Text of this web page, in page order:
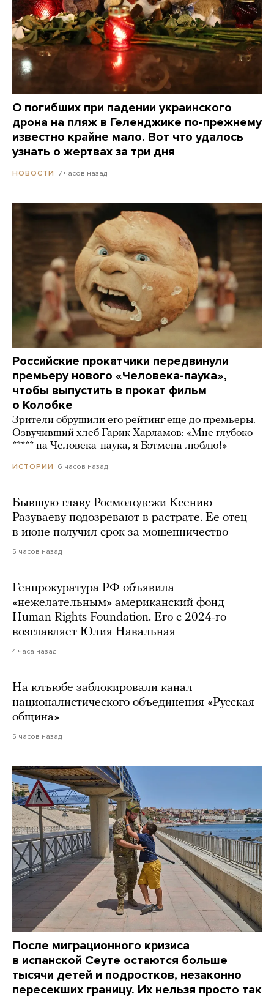
О погибших при падении украинского
дрона на пляж в Геленджике по-прежнему
известно крайне мало. Вот что удалось
узнать о жертвах за три дня
НОВОСТИ 7 часов назад
Российские прокатчики передвинули
премьеру нового «Человека-паука»,
чтобы выпустить в прокат фильм
о Колобке
Зрители обрушили его рейтинг еще до премьеры.
Озвучивший хлеб Гарик Харламов: «Мне глубоко
***** на Человека-паука, я Бэтмена люблю!»
ИСТОРИИ 6 часов назад
Бывшую главу Росмолодежи Ксению
Разуваеву подозревают в растрате. Ее отец
в июне получил срок за мошенничество
5 часов назад
Генпрокуратура РФ объявила
«нежелательным» американский фонд
Human Rights Foundation. Его с 2024-го
возглавляет Юлия Навальная
4 часа назад
На ютьюбе заблокировали канал
националистического объединения «Русская
община»
5 часов назад
После миграционного кризиса
в испанской Сеуте остаются больше
тысячи детей и подростков, незаконно
пересекших границу. Их нельзя просто так